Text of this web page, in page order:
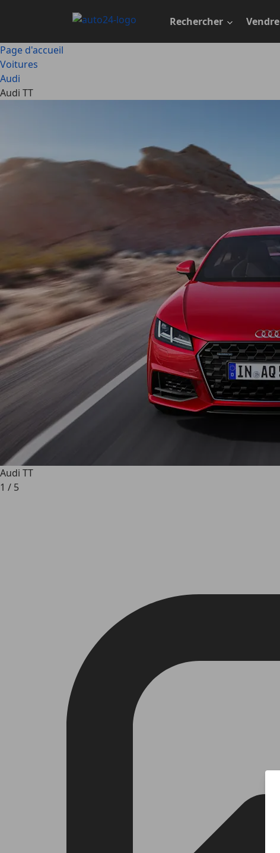
principal
Rechercher Vendre
Page d'accueil
Voitures
Audi
Audi TT
Audi TT
1 / 5